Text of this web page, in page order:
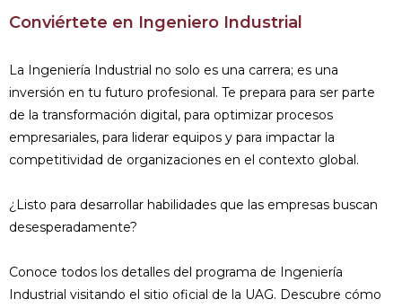
Conviértete en Ingeniero Industrial
La Ingeniería Industrial no solo es una carrera; es una
inversión en tu futuro profesional. Te prepara para ser parte
de la transformación digital, para optimizar procesos
empresariales, para liderar equipos y para impactar la
competitividad de organizaciones en el contexto global.
¿Listo para desarrollar habilidades que las empresas buscan
desesperadamente?
Conoce todos los detalles del programa de Ingeniería
Industrial visitando el sitio oficial de la UAG. Descubre cómo